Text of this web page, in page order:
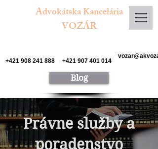
Advokátska Kancelária
VOZÁR
+421 908 241 888 +421 907 401 014
Blog
Právne služby a
poradenstvo